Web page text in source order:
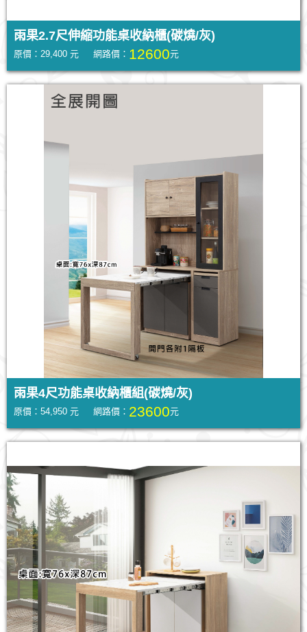
雨果2.7尺伸縮功能桌收納櫃(碳燒/灰)
原價：29,400 元 網路價： 12600元
雨果4尺功能桌收納櫃組(碳燒/灰)
原價：54,950 元 網路價： 23600元